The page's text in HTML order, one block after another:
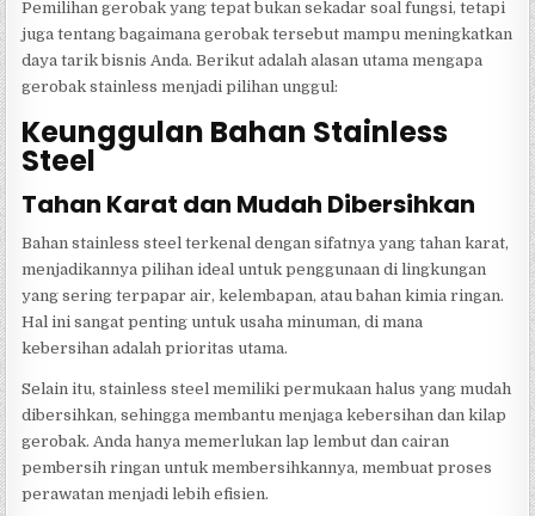
Pemilihan gerobak yang tepat bukan sekadar soal fungsi, tetapi
juga tentang bagaimana gerobak tersebut mampu meningkatkan
daya tarik bisnis Anda. Berikut adalah alasan utama mengapa
gerobak stainless menjadi pilihan unggul:
Keunggulan Bahan Stainless
Steel
Tahan Karat dan Mudah Dibersihkan
Bahan stainless steel terkenal dengan sifatnya yang tahan karat,
menjadikannya pilihan ideal untuk penggunaan di lingkungan
yang sering terpapar air, kelembapan, atau bahan kimia ringan.
Hal ini sangat penting untuk usaha minuman, di mana
kebersihan adalah prioritas utama.
Selain itu, stainless steel memiliki permukaan halus yang mudah
dibersihkan, sehingga membantu menjaga kebersihan dan kilap
gerobak. Anda hanya memerlukan lap lembut dan cairan
pembersih ringan untuk membersihkannya, membuat proses
perawatan menjadi lebih efisien.